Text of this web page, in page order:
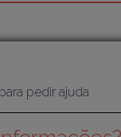
pedir ajuda